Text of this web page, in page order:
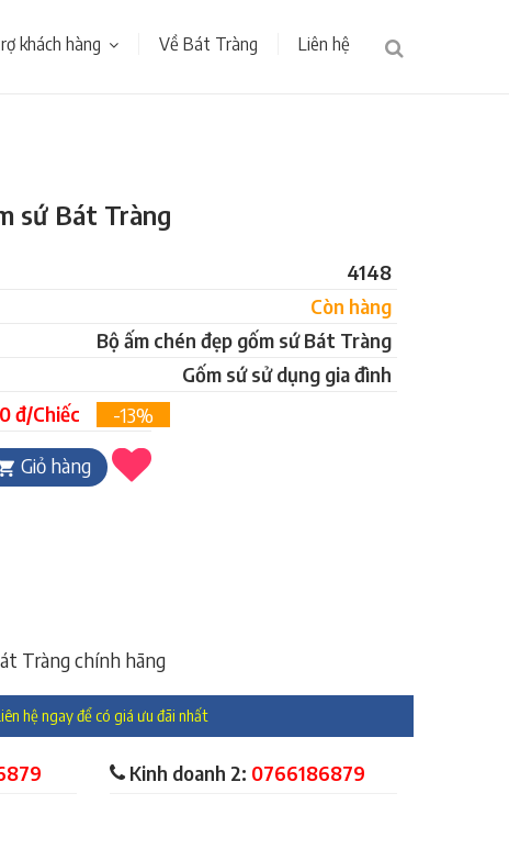
khách hàng Về Bát Tràng Liên hệ
sứ Bát Tràng
4148
Còn hàng
Bộ ấm chén đẹp gốm sứ Bát Tràng
Gốm sứ sử dụng gia đình
đ/Chiếc
-13%
Giỏ hàng
Tràng chính hãng
hệ ngay để có giá ưu đãi nhất
Kinh doanh 2: 0766186879